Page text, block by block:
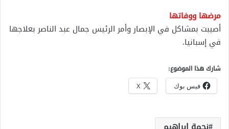
مرضها ووفاتها
أصيبت بمشاكل في الإبصار وأمر الرئيس جمال عبد الناصر بعلاجها
في إسبانيا.
شارك هذا الموضوع:
فيس بوك X